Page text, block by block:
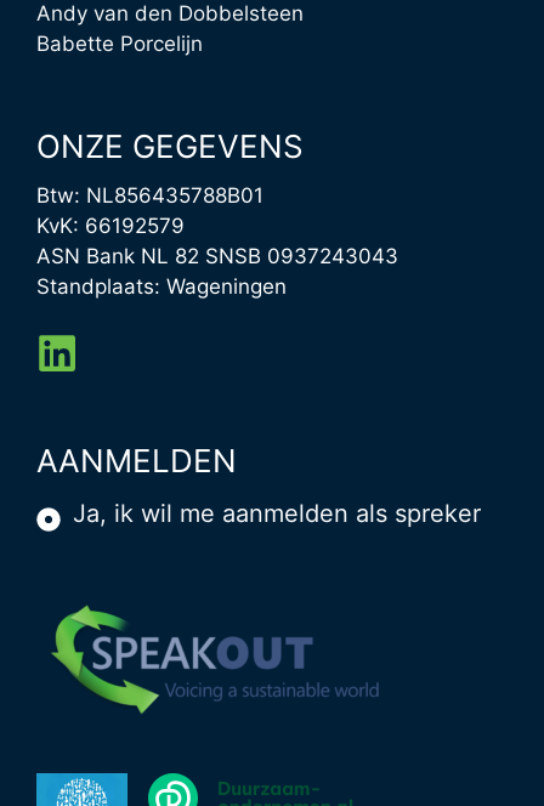
Andy van den Dobbelsteen
Babette Porcelijn
ONZE GEGEVENS
Btw: NL856435788B01
KvK: 66192579
ASN Bank NL 82 SNSB 0937243043
Standplaats: Wageningen
AANMELDEN
Ja, ik wil me aanmelden als spreker